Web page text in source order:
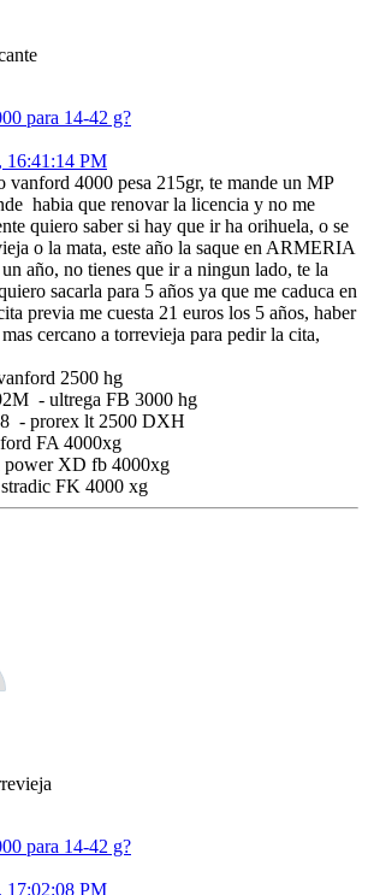
para 14-42 g?
16:41:14 PM
vanford 4000 pesa 215gr, te mande un MP
habia que renovar la licencia y no me
quiero saber si hay que ir ha orihuela, o se
o la mata, este año la saque en ARMERIA
año, no tienes que ir a ningun lado, te la
sacarla para 5 años ya que me caduca en
previa me cuesta 21 euros los 5 años, haber
cercano a torrevieja para pedir la cita,
2500 hg
- ultrega FB 3000 hg
- prorex lt 2500 DXH
FA 4000xg
XD fb 4000xg
FK 4000 xg
para 14-42 g?
17:02:08 PM